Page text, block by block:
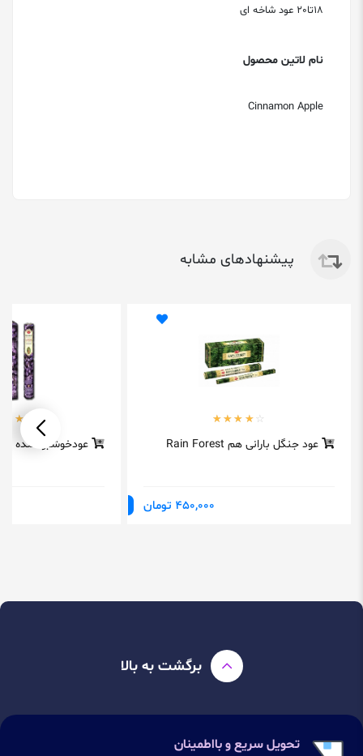
18تا20 عود شاخه ای
نام لاتین محصول
Cinnamon Apple
پیشنهادهای مشابه
عود جنگل بارانی هم Rain Forest
450,000 تومان
عودخوشبوکننده
برگشت به بالا
تحویل سریع و بااطمینان